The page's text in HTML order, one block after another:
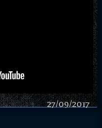
27/09/2017